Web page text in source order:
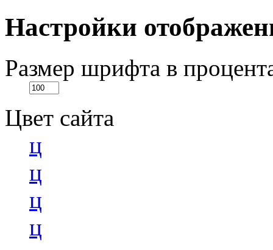
Настройки
Размер шрифта в
Цвет сайта
ц
ц
ц
ц